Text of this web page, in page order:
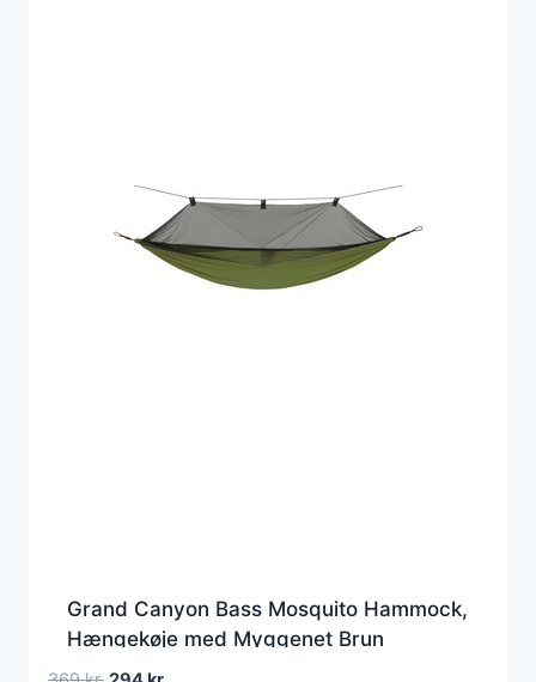
Grand Canyon Bass Mosquito Hammock,
Hængekøje med Myggenet Brun
Hængekøjer